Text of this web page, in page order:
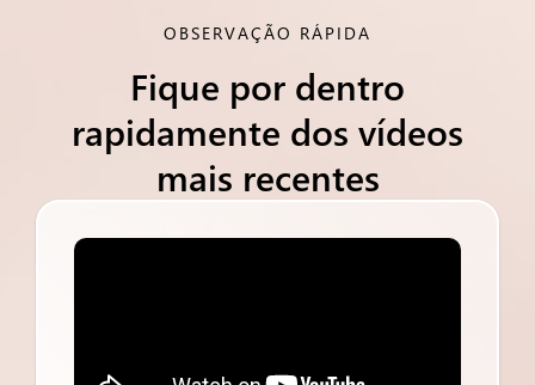
OBSERVAÇÃO RÁPIDA
Fique por dentro
rapidamente dos vídeos
mais recentes